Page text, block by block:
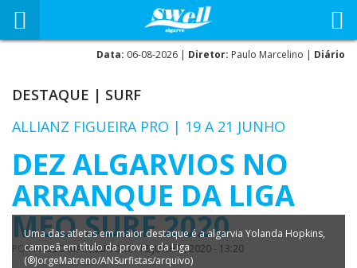
Data: 06-08-2026 | Diretor: Paulo Marcelino | Diário
DESTAQUE | SURF
ALLIANZ FIGUEIRA PRO | 19 A 21 JUNHO
DEZ ALGARVIOS NO
ARRANQUE DA LIGA
MEO SURF 2020
PORPAULO MARCELINOEM18 JUNHO, 2020 - 13:20
Uma das atletas em maior destaque é a algarvia Yolanda Hopkins,
campeã em título da prova e da Liga
(®JorgeMatreno/ANSurfistas/arquivo)